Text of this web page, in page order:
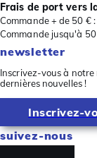
Frais de port vers
Commande + de 50 €
Commande jusqu'à
newsletter
Inscrivez-vous à
dernières nouvelles !
Inscrivez-
suivez-nous